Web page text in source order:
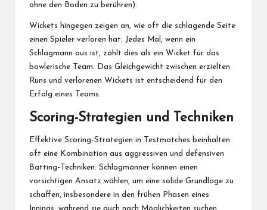
ohne den Boden zu berühren).
Wickets hingegen zeigen an, wie oft die schlagende Seite
einen Spieler verloren hat. Jedes Mal, wenn ein
Schlagmann aus ist, zählt dies als ein Wicket für das
bowlerische Team. Das Gleichgewicht zwischen erzielten
Runs und verlorenen Wickets ist entscheidend für den
Erfolg eines Teams.
Scoring-Strategien und Techniken
Effektive Scoring-Strategien in Testmatches beinhalten
oft eine Kombination aus aggressiven und defensiven
Batting-Techniken. Schlagmänner können einen
vorsichtigen Ansatz wählen, um eine solide Grundlage zu
schaffen, insbesondere in den frühen Phasen eines
Innings, während sie auch nach Möglichkeiten suchen,